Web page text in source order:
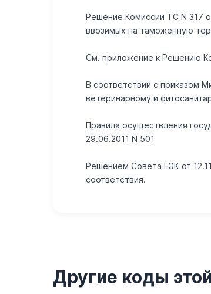
Решение Комиссии ТС N 317
ввозимых на таможенную
Cм. приложение к Решению
В соответствии с приказом
ветеринарному и
Правила осуществления
29.06.2011 N 501
Решением Совета ЕЭК от
соответствия.
Другие коды